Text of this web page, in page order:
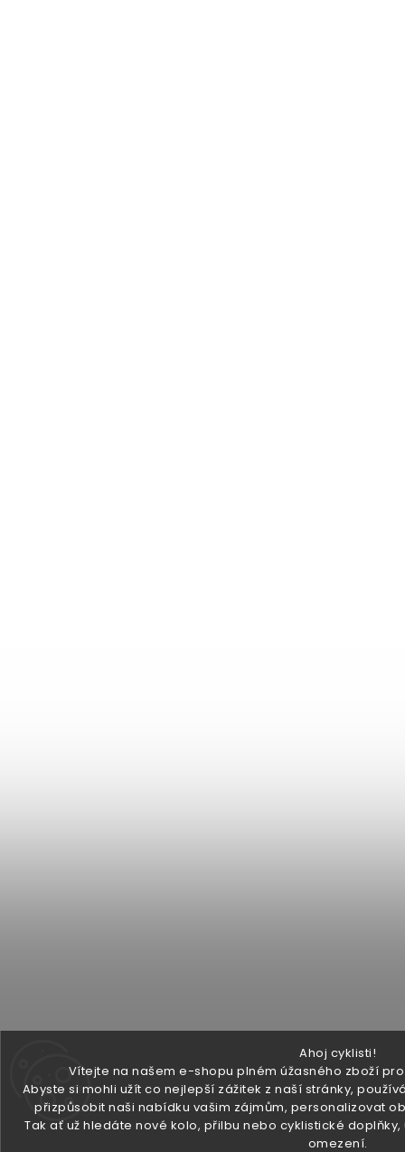
Ahoj cyklisti!
Vítejte na našem e-shopu plném úžasného zboží
Abyste si mohli užít co nejlepší zážitek z naší stránky,
přizpůsobit naši nabídku vašim zájmům, personalizovat
Tak ať už hledáte nové kolo, přilbu nebo cyklistické
omezení.